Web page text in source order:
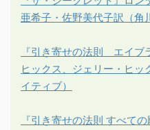
亜希子・佐野美代子訳（角
『引き寄せの法則 エイブ
ヒックス、ジェリー・ヒ
イティブ）
『引き寄せの法則 すべて